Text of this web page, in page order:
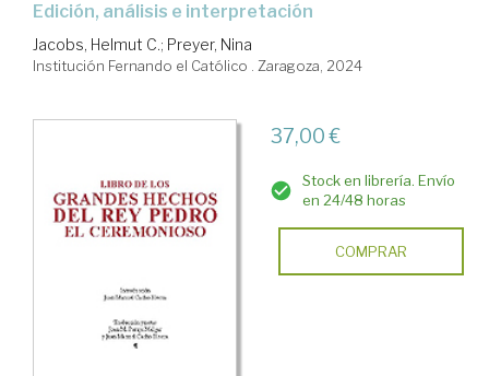
Edición, análisis e interpretación
Jacobs, Helmut C.; Preyer, Nina
Institución Fernando el Católico . Zaragoza, 2024
37,00 €
Stock en librería. Envío
en 24/48 horas
COMPRAR